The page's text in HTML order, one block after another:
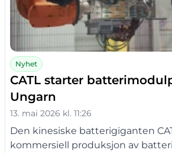
Nyhet
CATL starter
Ungarn
13. mai 2026 kl. 11:26
Den kinesiske batterigiganten
kommersiell produksjon av